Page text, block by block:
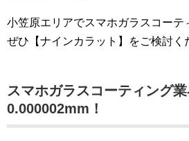
小笠原エリアでスマホガラスコーテ
ぜひ【ナインカラット】をご検討く
スマホガラスコーティング
0.000002mm ！